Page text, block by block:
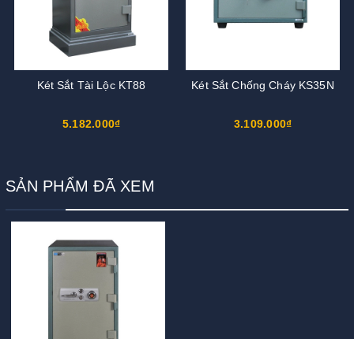
Két Sắt Tài Lộc KT88
5.182.000₫
Két Sắt Chống Cháy KS35N
3.109.000₫
SẢN PHẨM ĐÃ XEM